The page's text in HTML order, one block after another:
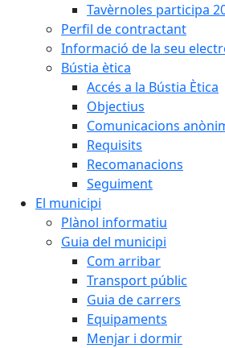
Tavèrnoles participa
Perfil de contractant
Informació de la seu
Bústia ètica
Accés a la Bústia Ètica
Objectius
Comunicacions
Requisits
Recomanacions
Seguiment
El municipi
Plànol informatiu
Guia del municipi
Com arribar
Transport públic
Guia de carrers
Equipaments
Menjar i dormir